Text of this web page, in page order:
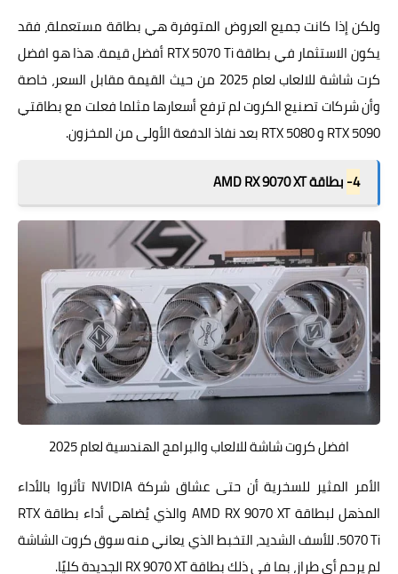
ولكن إذا كانت جميع العروض المتوفرة هي بطاقة مستعملة، فقد
يكون الاستثمار في بطاقة RTX 5070 Ti أفضل قيمة. هذا هو افضل
كرت شاشة للالعاب لعام 2025 من حيث القيمة مقابل السعر، خاصة
وأن شركات تصنيع الكروت لم ترفع أسعارها مثلما فعلت مع بطاقتي
RTX 5090 و RTX 5080 بعد نفاذ الدفعة الأولى من المخزون.
4- بطاقة AMD RX 9070 XT
افضل كروت شاشة للالعاب والبرامج الهندسية لعام 2025
الأمر المثير للسخرية أن حتى عشاق شركة NVIDIA تأثروا بالأداء
المذهل لبطاقة AMD RX 9070 XT والذي يُضاهي أداء بطاقة RTX
5070 Ti. للأسف الشديد، التخبط الذي يعاني منه سوق كروت الشاشة
لم يرحم أي طراز، بما في ذلك بطاقة RX 9070 XT الجديدة كليًا.